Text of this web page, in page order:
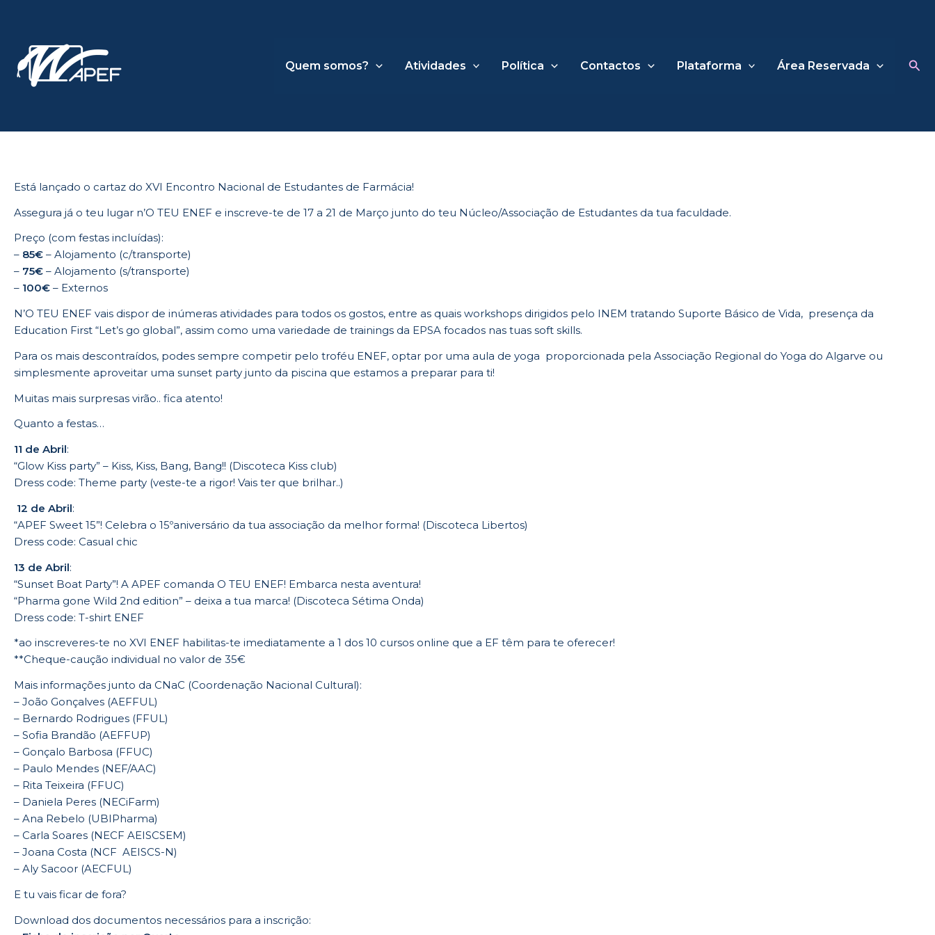
Quem somos?
Atividades Política Contactos Plataforma Área Reservada
Está lançado o cartaz do XVI Encontro Nacional de Estudantes de Farmácia!
Assegura já o teu lugar n’O TEU ENEF e inscreve-te de 17 a 21 de Março junto do teu Núcleo/Associação de Estudantes da tua faculdade.
Preço (com festas incluídas):
– 85€ – Alojamento (c/transporte)
– 75€ – Alojamento (s/transporte)
– 100€ – Externos
N’O TEU ENEF vais dispor de inúmeras atividades para todos os gostos, entre as quais workshops dirigidos pelo INEM tratando Suporte Básico de Vida, presença da
Education First “Let’s go global”, assim como uma variedade de trainings da EPSA focados nas tuas soft skills.
Para os mais descontraídos, podes sempre competir pelo troféu ENEF, optar por uma aula de yoga proporcionada pela Associação Regional do Yoga do Algarve ou
simplesmente aproveitar uma sunset party junto da piscina que estamos a preparar para ti!
Muitas mais surpresas virão.. fica atento!
Quanto a festas…
11 de Abril:
“Glow Kiss party” – Kiss, Kiss, Bang, Bang!! (Discoteca Kiss club)
Dress code: Theme party (veste-te a rigor! Vais ter que brilhar..)
12 de Abril:
“APEF Sweet 15”! Celebra o 15ºaniversário da tua associação da melhor forma! (Discoteca Libertos)
Dress code: Casual chic
13 de Abril:
“Sunset Boat Party”! A APEF comanda O TEU ENEF! Embarca nesta aventura!
“Pharma gone Wild 2nd edition” – deixa a tua marca! (Discoteca Sétima Onda)
Dress code: T-shirt ENEF
*ao inscreveres-te no XVI ENEF habilitas-te imediatamente a 1 dos 10 cursos online que a EF têm para te oferecer!
**Cheque-caução individual no valor de 35€
Mais informações junto da CNaC (Coordenação Nacional Cultural):
– João Gonçalves (AEFFUL)
– Bernardo Rodrigues (FFUL)
– Sofia Brandão (AEFFUP)
– Gonçalo Barbosa (FFUC)
– Paulo Mendes (NEF/AAC)
– Rita Teixeira (FFUC)
– Daniela Peres (NECiFarm)
– Ana Rebelo (UBIPharma)
– Carla Soares (NECF AEISCSEM)
– Joana Costa (NCF AEISCS-N)
– Aly Sacoor (AECFUL)
E tu vais ficar de fora?
Download dos documentos necessários para a inscrição: